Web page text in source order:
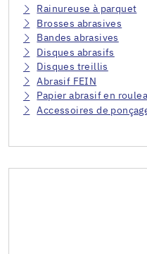
Rainureuse à parquet
Brosses abrasives
Bandes abrasives
Disques abrasifs
Disques treillis
Abrasif FEIN
Papier abrasif en
Accessoires de